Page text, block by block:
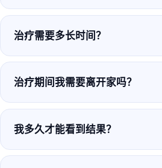
治疗需要多长时间？
治疗期间我需要离开家吗？
我多久才能看到结果？